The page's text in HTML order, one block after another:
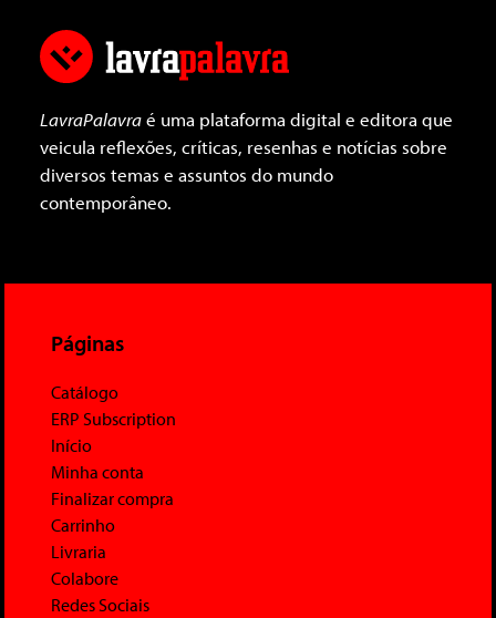
LavraPalavraé uma plataforma digital e editora que
veicula reflexões, críticas, resenhas e notícias sobre
diversos temas e assuntos do mundo
contemporâneo.
Páginas
Catálogo
ERP Subscription
Início
Minha conta
Finalizar compra
Carrinho
Livraria
Colabore
Redes Sociais